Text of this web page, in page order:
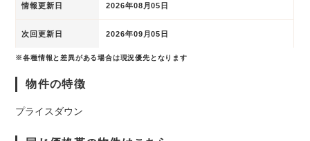
情報更新日 2026年08月05日
次回更新日 2026年09月05日
※各種情報と差異がある場合は現況優先となります
物件の特徴
プライスダウン